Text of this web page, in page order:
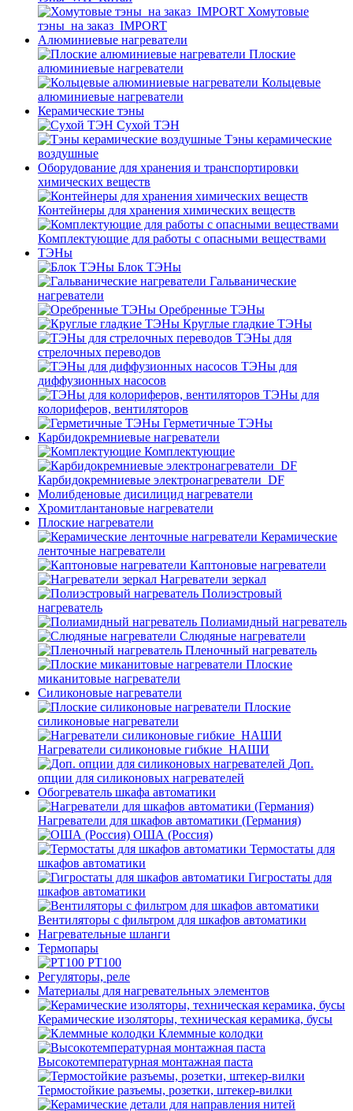
Хомутовые
тэны_на заказ_IMPORT
Алюминиевые нагреватели
Плоские
алюминиевые нагреватели
Кольцевые
алюминиевые нагреватели
Керамические тэны
Сухой ТЭН
Тэны керамические
воздушные
Оборудование для хранения и транспортировки
химических веществ
Контейнеры для хранения химических веществ
Комплектующие для работы с опасными веществами
ТЭНы
Блок ТЭНы
Гальванические
нагреватели
Оребренные ТЭНы
Круглые гладкие ТЭНы
ТЭНы для
стрелочных переводов
ТЭНы для
диффузионных насосов
ТЭНы для
колориферов, вентиляторов
Герметичные ТЭНы
Карбидокремниевые нагреватели
Комплектующие
Карбидокремниевые электронагреватели_DF
Молибденовые дисилицид нагреватели
Хромитлантановые нагреватели
Плоские нагреватели
Керамические
ленточные нагреватели
Каптоновые нагреватели
Нагреватели зеркал
Полиэстровый
нагреватель
Полиамидный нагреватель
Слюдяные нагреватели
Пленочный нагреватель
Плоские
миканитовые нагреватели
Силиконовые нагреватели
Плоские
силиконовые нагреватели
Нагреватели силиконовые гибкие_НАШИ
Доп.
опции для силиконовых нагревателей
Обогреватель шкафа автоматики
Нагреватели для шкафов автоматики (Германия)
ОША (Россия)
Термостаты для
шкафов автоматики
Гигростаты для
шкафов автоматики
Вентиляторы с фильтром для шкафов автоматики
Нагревательные шланги
Термопары
PT100
Регуляторы, реле
Материалы для нагревательных элементов
Керамические изоляторы, техническая керамика, бусы
Клеммные колодки
Высокотемпературная монтажная паста
Термостойкие разъемы, розетки, штекер-вилки